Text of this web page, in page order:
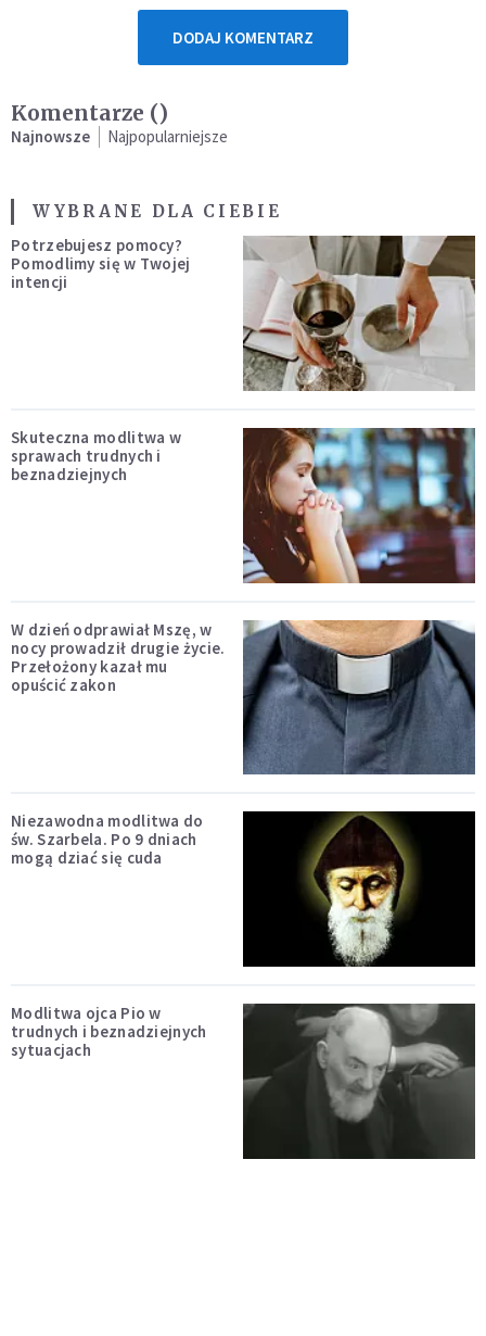
DODAJ KOMENTARZ
Komentarze ()
Najnowsze Najpopularniejsze
WYBRANE DLA CIEBIE
Potrzebujesz pomocy?
Pomodlimy się w Twojej
intencji
Skuteczna modlitwa w
sprawach trudnych i
beznadziejnych
W dzień odprawiał Mszę, w
nocy prowadził drugie życie.
Przełożony kazał mu
opuścić zakon
Niezawodna modlitwa do
św. Szarbela. Po 9 dniach
mogą dziać się cuda
Modlitwa ojca Pio w
trudnych i beznadziejnych
sytuacjach